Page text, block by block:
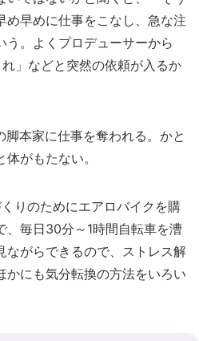
め早めに仕事をこなし、急な注
う。よくプロデューサーから
」などと突然の依頼が入るか
本家に仕事を奪われる。かと
がもたない。
りのためにエアロバイクを購
、毎日30分～1時間自転車を漕
ながらできるので、ストレス解
かにも気分転換の方法をいろい